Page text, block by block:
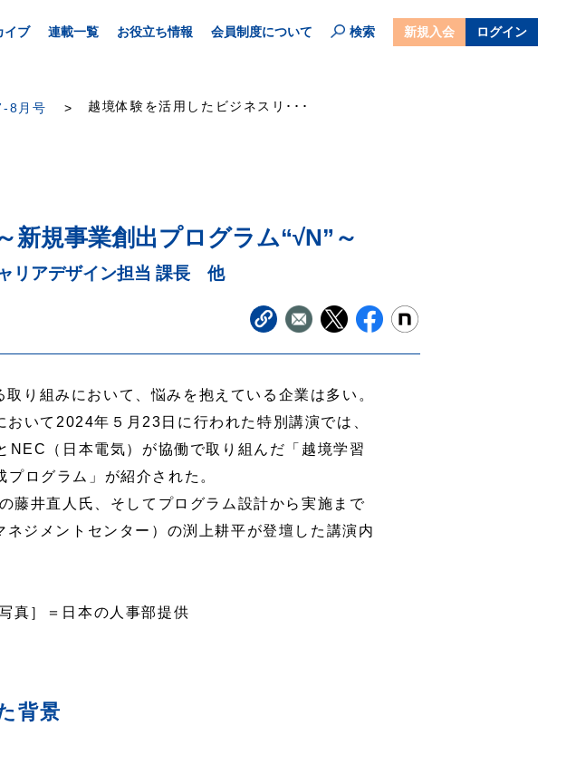
イブ 連載一覧 お役立ち情報 会員制度について 検索 新規入会 ログイン
8月号 越境体験を活用したビジネスリ･･･
規事業創出プログラム“√N”～
リアデザイン担当 課長 他
り組みにおいて、悩みを抱えている企業は多い。
おいて2024年５月23日に行われた特別講演では、
NEC（日本電気）が協働で取り組んだ「越境学習
ログラム」が紹介された。
藤井直人氏、そしてプログラム設計から実施まで
ジメントセンター）の渕上耕平が登壇した講演内
真］＝日本の人事部提供
背景